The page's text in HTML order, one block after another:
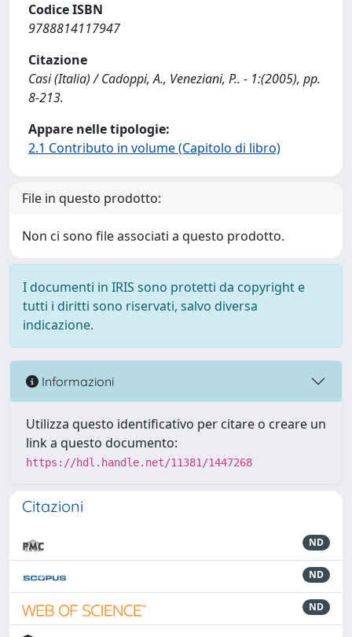
Codice ISBN
9788814117947
Citazione
Casi (Italia) / Cadoppi, A., Veneziani, P.. - 1:(2005), pp.
8-213.
Appare nelle tipologie:
2.1 Contributo in volume (Capitolo di libro)
File in questo prodotto:
Non ci sono file associati a questo prodotto.
I documenti in IRIS sono protetti da copyright e
tutti i diritti sono riservati, salvo diversa
indicazione.
Informazioni
Utilizza questo identificativo per citare o creare un
link a questo documento:
https://hdl.handle.net/11381/1447268
Citazioni
ND
ND
ND